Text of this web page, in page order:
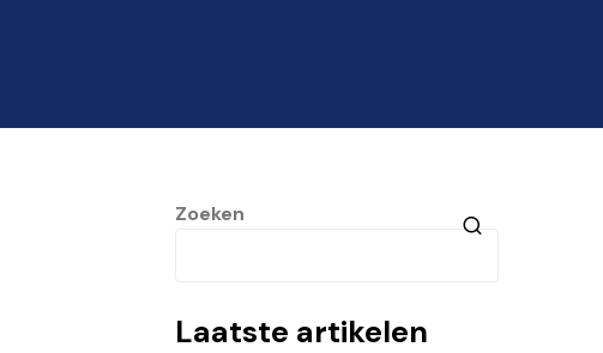
Zoeken
Laatste artikelen